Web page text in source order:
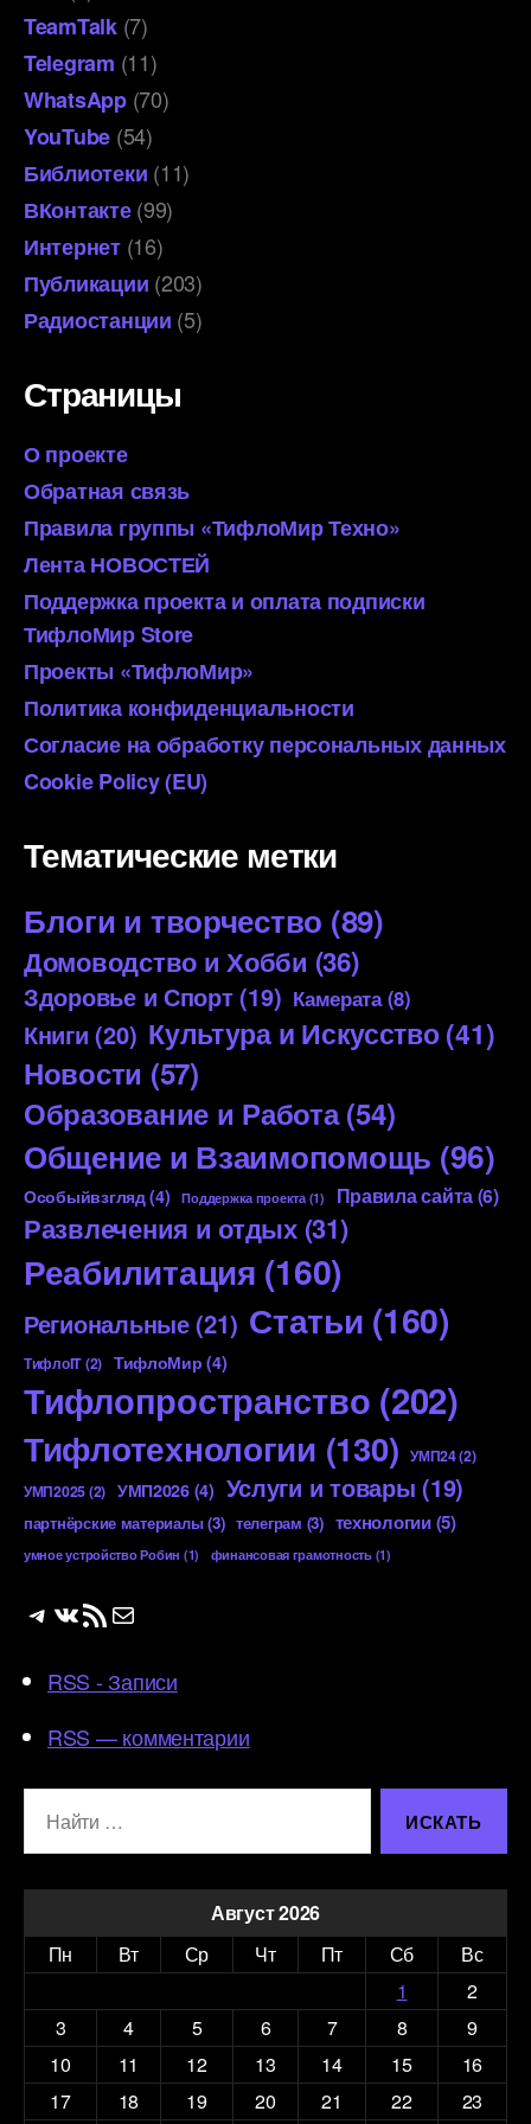
TeamTalk(7)
Telegram (11)
WhatsApp(70)
YouTube (54)
Библиотеки (11)
ВКонтакте(99)
Интернет(16)
Публикации (203)
Радиостанции (5)
Страницы
О проекте
Обратная связь
Правила группы «ТифлоМир Техно»
Лента НОВОСТЕЙ
Поддержка проекта и оплата подписки
ТифлоМир Store
Проекты «ТифлоМир»
Политика конфиденциальности
Согласие на обработку персональных данных
Cookie Policy (EU)
Тематические метки
Блоги и творчество (89)
Домоводство и Хобби (36)
Здоровье и Спорт(19) Камерата(8)
Книги (20) Культура и Искусство(41)
Новости (57)
Образование и Работа(54)
Общение и Взаимопомощь (96)
Особыйвзгляд(4) Поддержка проекта(1) Правила сайта(6)
Развлечения и отдых(31)
Реабилитация (160)
Региональные(21) Статьи (160)
ТифлоIT(2) ТифлоМир (4)
Тифлопространство (202)
Тифлотехнологии (130) УМП24(2)
УМП2025(2) УМП2026(4) Услуги и товары (19)
партнёрские материалы(3) телеграм (3) технологии(5)
умное устройство Робин (1) финансовая грамотность(1)
Telegram
ВКонтакте
RSS-лентаПочта
RSS - Записи
RSS — комментарии
Август 2026
Пн
Вт Ср Чт Пт Сб
Вс
1
2
3
4 5 6 7 8
9
10
11 12 13 14 15
16
17
18 19 20 21 22
23